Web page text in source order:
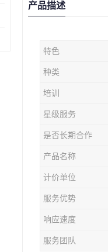
产品描述
特色
种类
培训
星级服务
是否长期合作
产品名称
计价单位
服务优势
响应速度
服务团队